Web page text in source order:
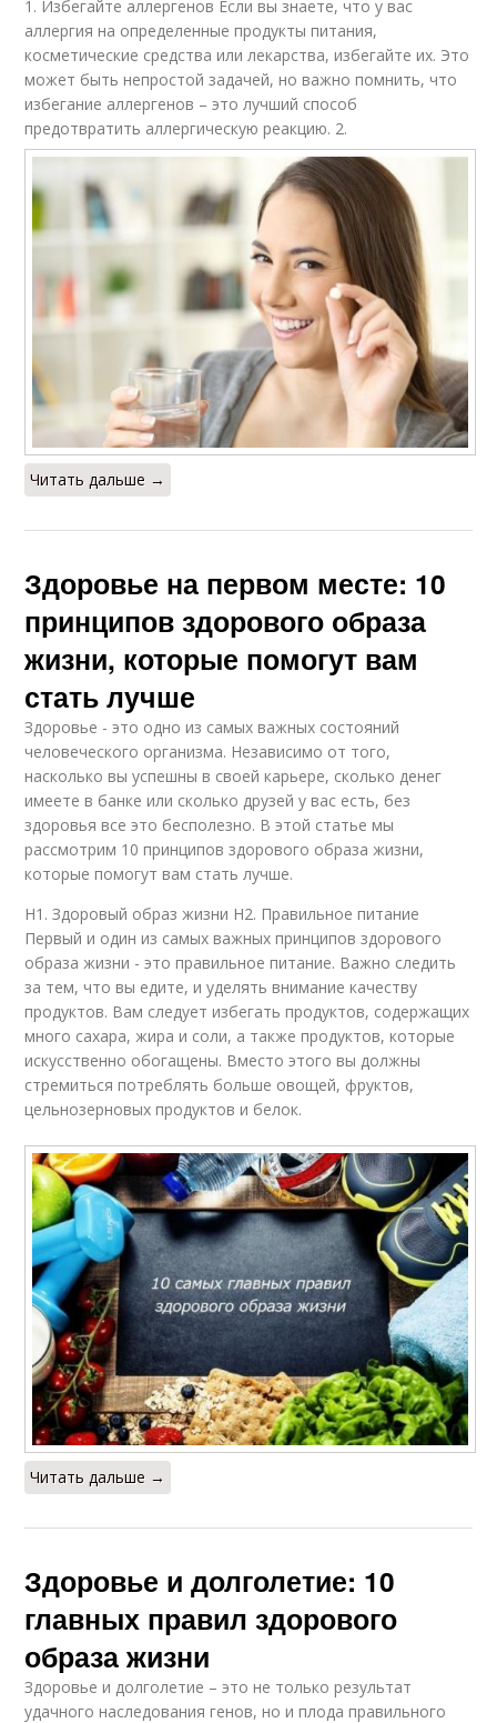
1. Избегайте аллергенов Если вы знаете, что у вас
аллергия на определенные продукты питания,
косметические средства или лекарства, избегайте их. Это
может быть непростой задачей, но важно помнить, что
избегание аллергенов – это лучший способ
предотвратить аллергическую реакцию. 2.
Читать дальше →
Здоровье на первом месте: 10
принципов здорового образа
жизни, которые помогут вам
стать лучше
Здоровье - это одно из самых важных состояний
человеческого организма. Независимо от того,
насколько вы успешны в своей карьере, сколько денег
имеете в банке или сколько друзей у вас есть, без
здоровья все это бесполезно. В этой статье мы
рассмотрим 10 принципов здорового образа жизни,
которые помогут вам стать лучше.
H1. Здоровый образ жизни H2. Правильное питание
Первый и один из самых важных принципов здорового
образа жизни - это правильное питание. Важно следить
за тем, что вы едите, и уделять внимание качеству
продуктов. Вам следует избегать продуктов, содержащих
много сахара, жира и соли, а также продуктов, которые
искусственно обогащены. Вместо этого вы должны
стремиться потреблять больше овощей, фруктов,
цельнозерновых продуктов и белок.
Читать дальше →
Здоровье и долголетие: 10
главных правил здорового
образа жизни
Здоровье и долголетие – это не только результат
удачного наследования генов, но и плода правильного